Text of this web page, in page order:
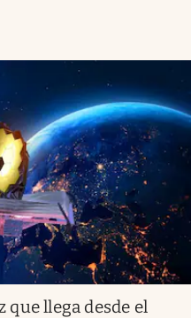
que llega desde el